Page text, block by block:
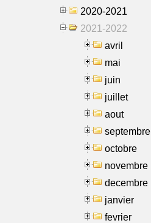
2020-2021
2021-2022
avril
mai
juin
juillet
aout
septembre
octobre
novembre
decembre
janvier
fevrier